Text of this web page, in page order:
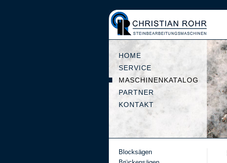
HOME
SERVICE
MASCHINENKATALOG
PARTNER
KONTAKT
Blocksägen